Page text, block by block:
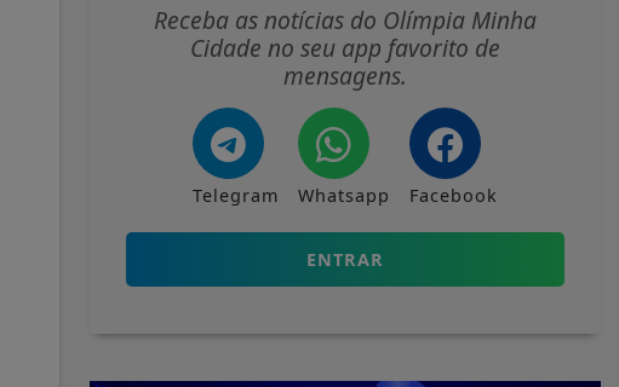
Receba as notícias do Olímpia Minha
Cidade no seu app favorito de
mensagens.
Telegram Whatsapp Facebook
ENTRAR